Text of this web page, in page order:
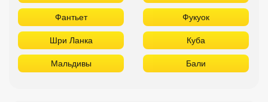
ТОП отелей 5* звезд с аквапарком
Используйте удобные фильтры
Турция Аланья
Белек